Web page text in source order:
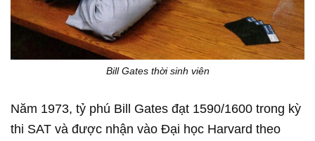
Bill Gates thời sinh viên
Năm 1973, tỷ phú Bill Gates đạt 1590/1600 trong kỳ
thi SAT và được nhận vào Đại học Harvard theo